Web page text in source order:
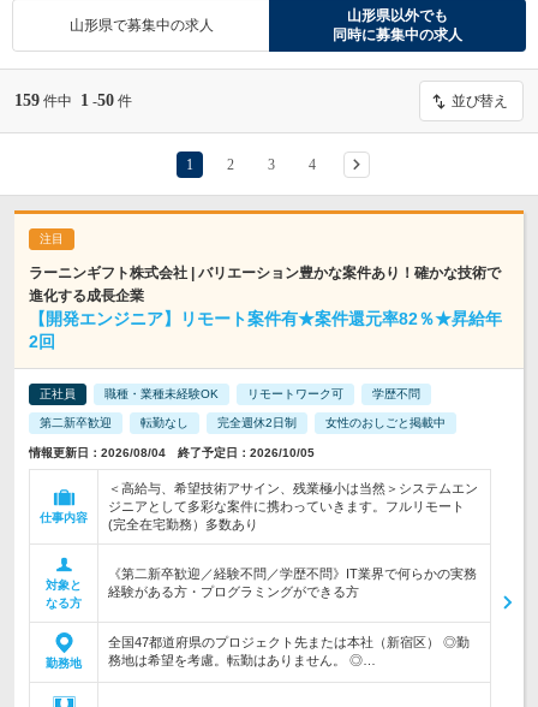
山形県で募集中の求人
山形県以外でも
同時に募集中の求人
159 件中 1 -50 件 並び替え
1 2 3 4
ラーニンギフト株式会社 | バリエーション豊かな案件あり！確かな技術で
進化する成長企業
【開発エンジニア】リモート案件有★案件還元率82％★昇給年
2回
正社員 職種・業種未経験OK リモートワーク可 学歴不問
第二新卒歓迎 転勤なし 完全週休2日制 女性のおしごと掲載中
情報更新日：2026/08/04 終了予定日：2026/10/05
仕事内容
＜高給与、希望技術アサイン、残業極小は当然＞システムエン
ジニアとして多彩な案件に携わっていきます。フルリモート
(完全在宅勤務）多数あり
対象と
なる方
《第二新卒歓迎／経験不問／学歴不問》IT業界で何らかの実務
経験がある方・プログラミングができる方
勤務地
全国47都道府県のプロジェクト先または本社（新宿区） ◎勤
務地は希望を考慮。転勤はありません。 ◎…